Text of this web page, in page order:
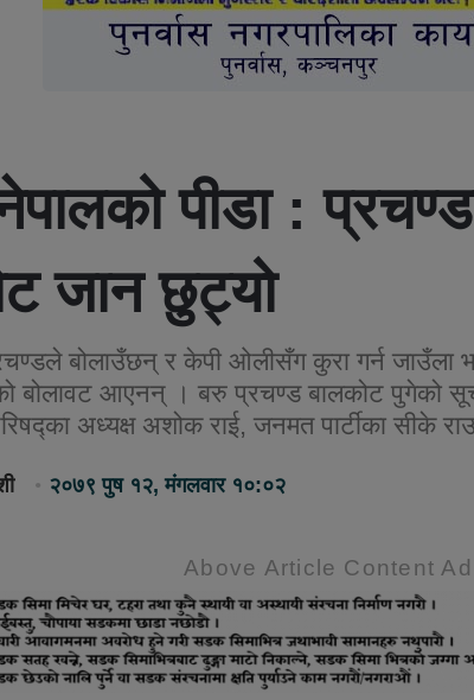
पीडा :
जान छुट्यो
बोलाउँछन् र केपी ओलीसँग कुरा गर्न जाउँला
बोलावट आएनन् । बरु प्रचण्ड बालकोट पुगेको
अध्यक्ष अशोक राई, जनमत पार्टीका सीके
२०७९ पुष १२, मंगलवार १०:०२
Above Article Content Ad